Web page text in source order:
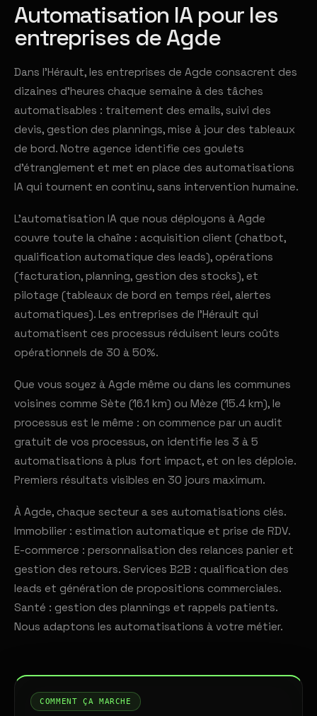
Automatisation IA pour les
entreprises de Agde
Dans l'Hérault, les entreprises de Agde consacrent des
dizaines d'heures chaque semaine à des tâches
automatisables : traitement des emails, suivi des
devis, gestion des plannings, mise à jour des tableaux
de bord. Notre agence identifie ces goulets
d'étranglement et met en place des automatisations
IA qui tournent en continu, sans intervention humaine.
L'automatisation IA que nous déployons à Agde
couvre toute la chaîne : acquisition client (chatbot,
qualification automatique des leads), opérations
(facturation, planning, gestion des stocks), et
pilotage (tableaux de bord en temps réel, alertes
automatiques). Les entreprises de l'Hérault qui
automatisent ces processus réduisent leurs coûts
opérationnels de 30 à 50%.
Que vous soyez à Agde même ou dans les communes
voisines comme Sète (16.1 km) ou Mèze (15.4 km), le
processus est le même : on commence par un audit
gratuit de vos processus, on identifie les 3 à 5
automatisations à plus fort impact, et on les déploie.
Premiers résultats visibles en 30 jours maximum.
À Agde, chaque secteur a ses automatisations clés.
Immobilier : estimation automatique et prise de RDV.
E-commerce : personnalisation des relances panier et
gestion des retours. Services B2B : qualification des
leads et génération de propositions commerciales.
Santé : gestion des plannings et rappels patients.
Nous adaptons les automatisations à votre métier.
COMMENT ÇA MARCHE